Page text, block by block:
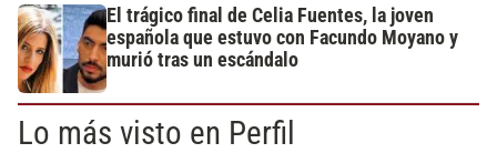
El trágico final de Celia Fuentes, la joven
española que estuvo con Facundo Moyano y
murió tras un escándalo
Lo más visto en Perfil